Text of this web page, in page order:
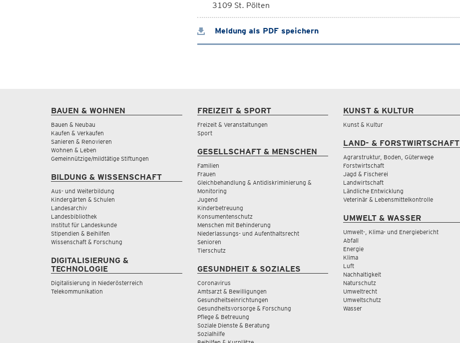
3109 St. Pölten
Meldung als PDF speichern
BAUEN & WOHNEN
Bauen & Neubau
Kaufen & Verkaufen
Sanieren & Renovieren
Wohnen & Leben
Gemeinnützige/mildtätige Stiftungen
BILDUNG & WISSENSCHAFT
Aus- und Weiterbildung
Kindergärten & Schulen
Landesarchiv
Landesbibliothek
Institut für Landeskunde
Stipendien & Beihilfen
Wissenschaft & Forschung
DIGITALISIERUNG &
TECHNOLOGIE
Digitalisierung in Niederösterreich
Telekommunikation
FREIZEIT & SPORT
Freizeit & Veranstaltungen
Sport
GESELLSCHAFT & MENSCHEN
Familien
Frauen
Gleichbehandlung & Antidiskriminierung &
Monitoring
Jugend
Kinderbetreuung
Konsumentenschutz
Menschen mit Behinderung
Niederlassungs- und Aufenthaltsrecht
Senioren
Tierschutz
GESUNDHEIT & SOZIALES
Coronavirus
Amtsarzt & Bewilligungen
Gesundheitseinrichtungen
Gesundheitsvorsorge & Forschung
Pflege & Betreuung
Soziale Dienste & Beratung
Sozialhilfe
KUNST & KULTUR
Kunst & Kultur
LAND- & FORSTWIRTSCHAFT
Agrarstruktur, Boden, Güterwege
Forstwirtschaft
Jagd & Fischerei
Landwirtschaft
Ländliche Entwicklung
Veterinär & Lebensmittelkontrolle
UMWELT & WASSER
Umwelt-, Klima- und Energiebericht
Abfall
Energie
Klima
Luft
Nachhaltigkeit
Naturschutz
Umweltrecht
Umweltschutz
Wasser